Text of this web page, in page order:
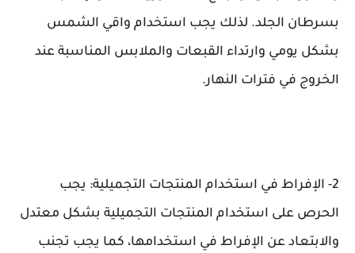
بسرطان الجلد. لذلك يجب استخدام واقي الشمس
بشكل يومي وارتداء القبعات والملابس المناسبة عند
الخروج في فترات النهار.
2- الإفراط في استخدام المنتجات التجميلية: يجب
الحرص على استخدام المنتجات التجميلية بشكل معتدل
والابتعاد عن الإفراط في استخدامها، كما يجب تجنب